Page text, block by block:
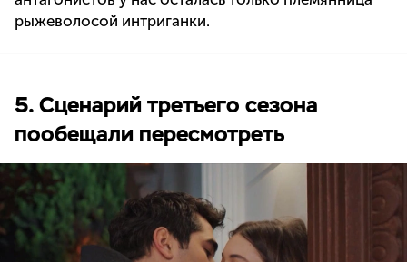
рыжеволосой интриганки.
5. Сценарий третьего сезона
пообещали пересмотреть